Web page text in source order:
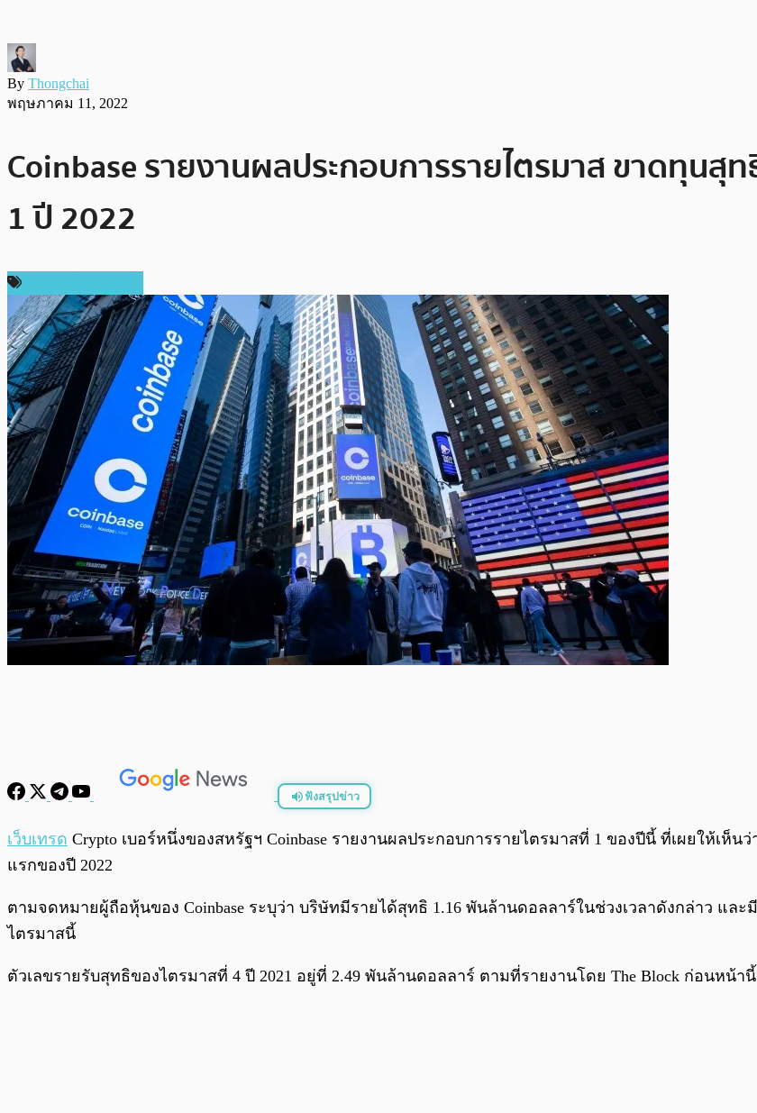
By Thongchai
พฤษภาคม 11, 2022
Coinbase รายงานผลประกอบการรายไตรมาส ขาดทุนสุ
1 ปี 2022
ฟังสรุปข่าว
พร้อมเล่น
เว็บเทรด Crypto เบอร์หนึ่งของสหรัฐฯ Coinbase รายงานผลประกอบการรายไตรมาสที่ 1 ของปีนี้ ที่เผยให้เ
แรกของปี 2022
ตามจดหมายผู้ถือหุ้นของ Coinbase ระบุว่า บริษัทมีรายได้สุทธิ 1.16 พันล้านดอลลาร์ในช่วงเวลาดังกล่าว แล
ไตรมาสนี้
ตัวเลขรายรับสุทธิของไตรมาสที่ 4 ปี 2021 อยู่ที่ 2.49 พันล้านดอลลาร์ ตามที่รายงานโดย The Block ก่อนหน้านี้